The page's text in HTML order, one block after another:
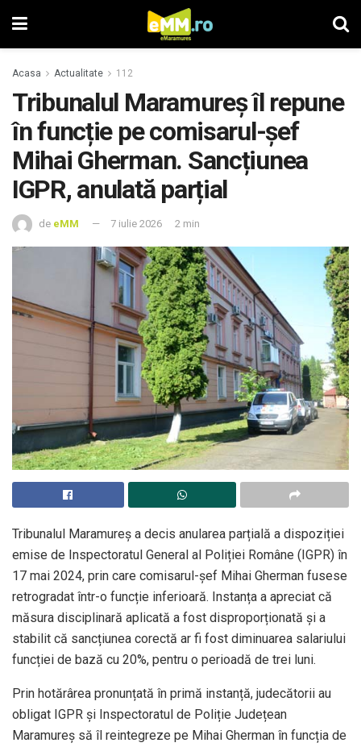
Acasa Actualitate 112
Tribunalul Maramureș îl repune
în funcție pe comisarul-șef
Mihai Gherman. Sancțiunea
IGPR, anulată parțial
de eMM 7 iulie 2026 2 min
Tribunalul Maramureș a decis anularea parțială a dispoziției
emise de Inspectoratul General al Poliției Române (IGPR) în
17 mai 2024, prin care comisarul-șef Mihai Gherman fusese
retrogradat într-o funcție inferioară. Instanța a apreciat că
măsura disciplinară aplicată a fost disproporționată și a
stabilit că sancțiunea corectă ar fi fost diminuarea salariului
funcției de bază cu 20%, pentru o perioadă de trei luni.
Prin hotărârea pronunțată în primă instanță, judecătorii au
obligat IGPR și Inspectoratul de Poliție Județean
Maramureș să îl reintegreze pe Mihai Gherman în funcția de